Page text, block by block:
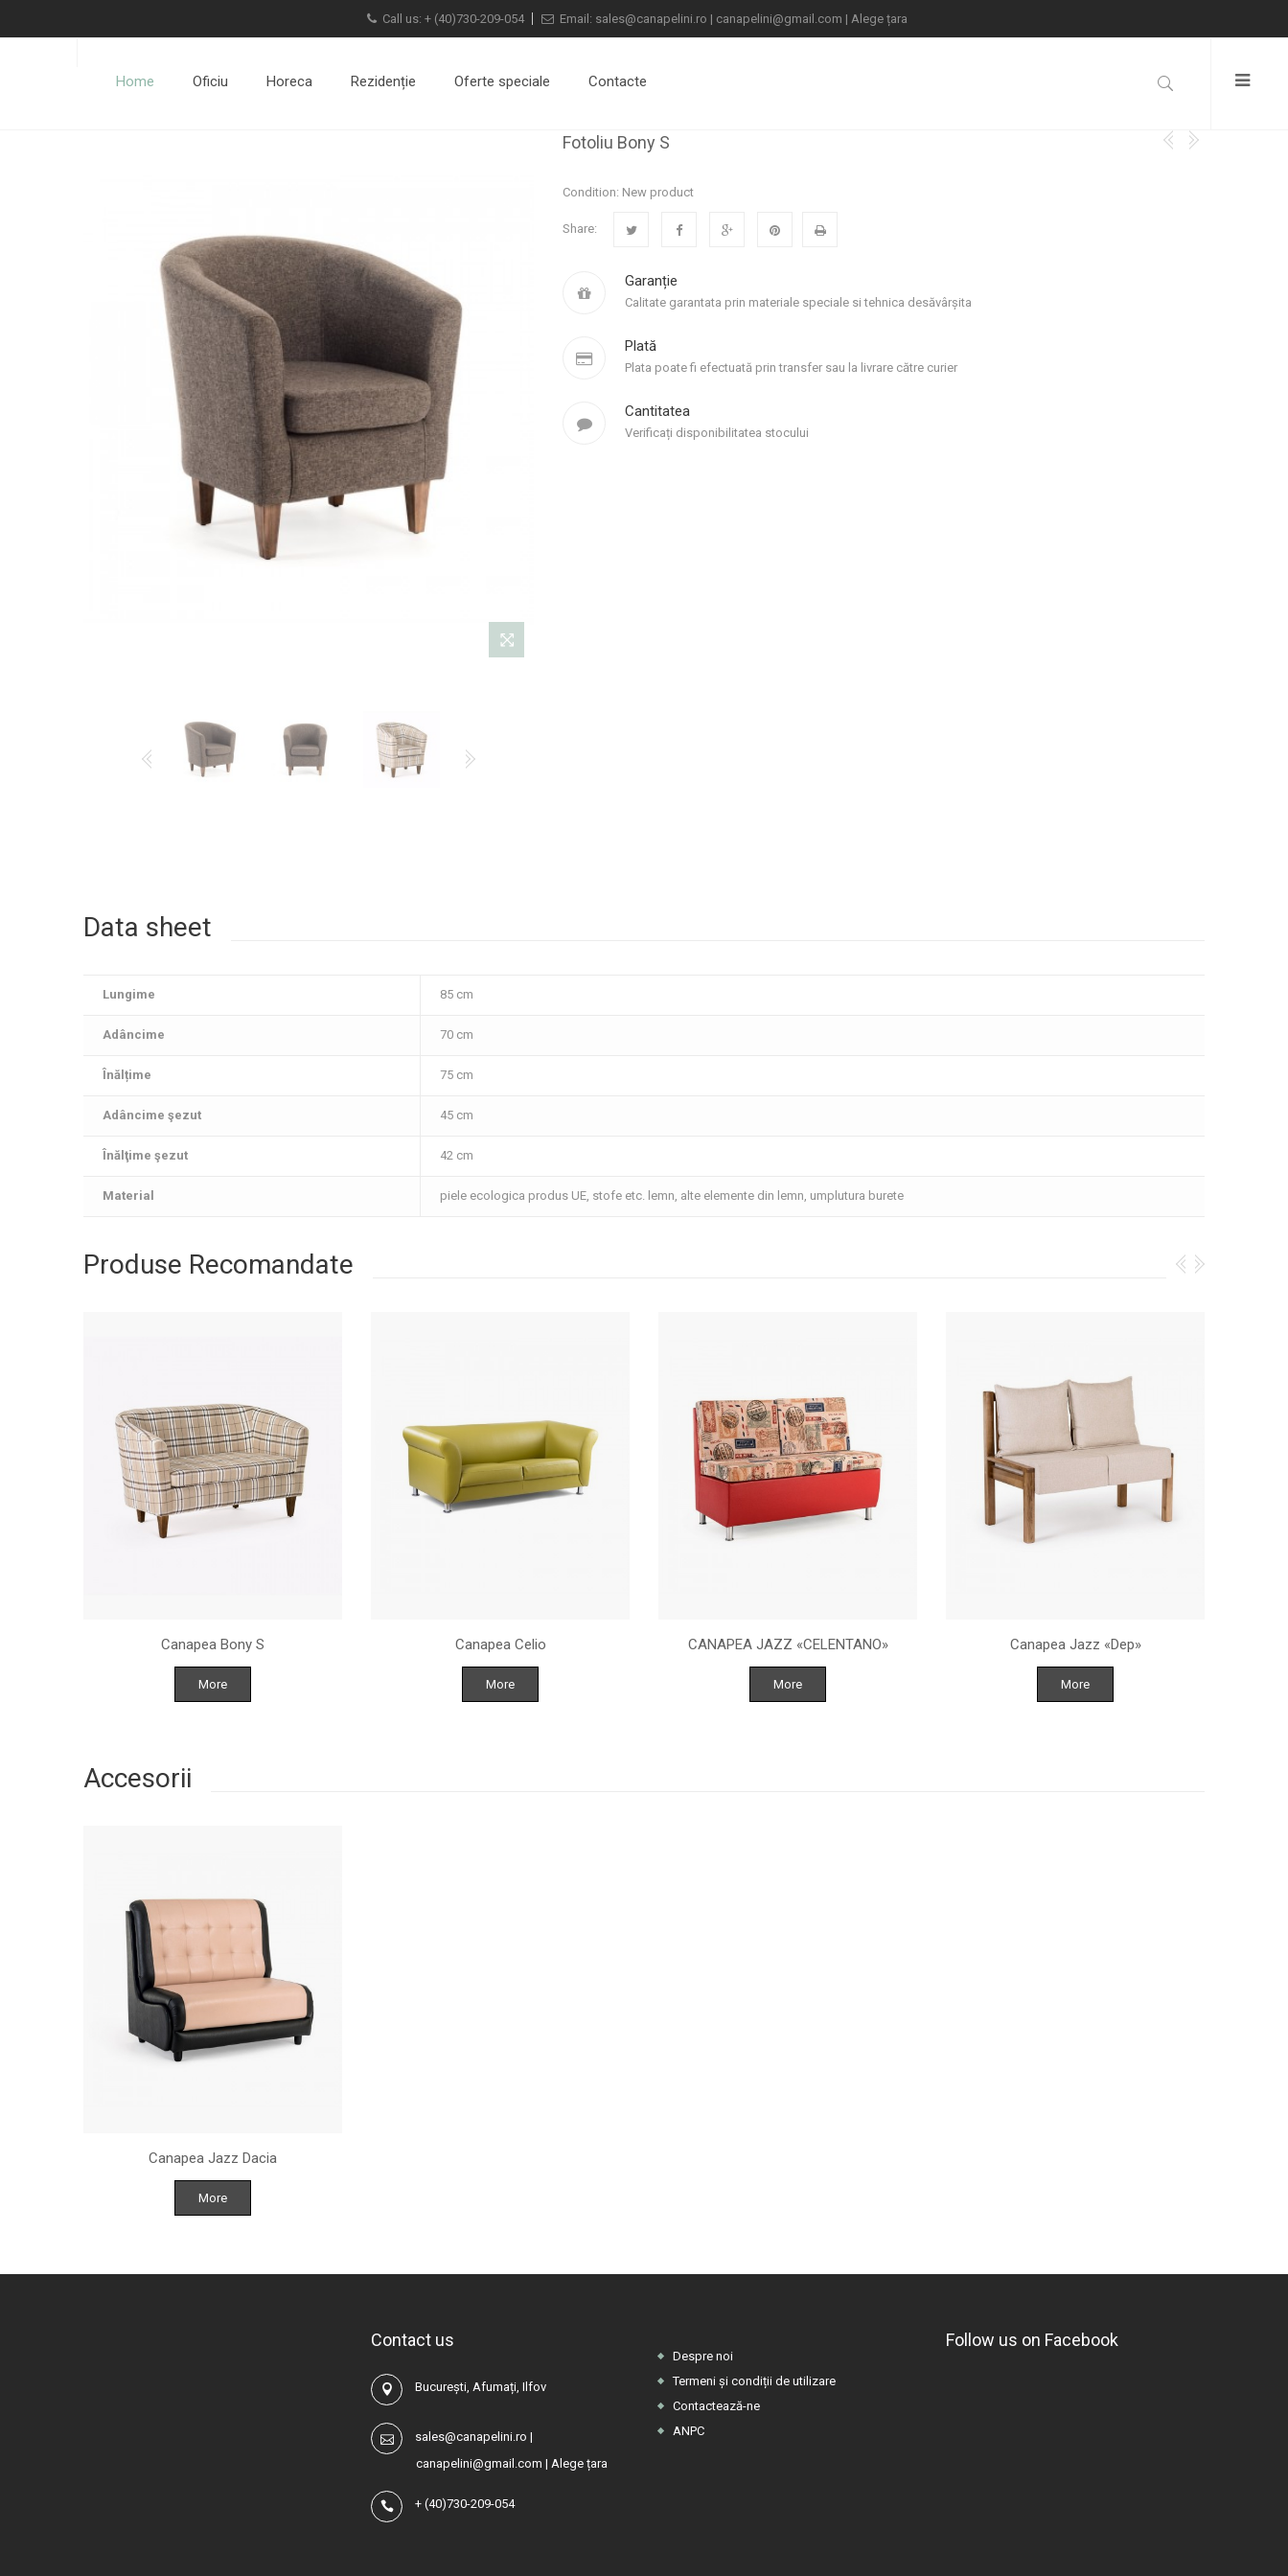
Call us: + (40)730-209-054 Email: sales@canapelini.ro | canapelini@gmail.com | Alege țara
Home Oficiu Horeca Rezidenție Oferte speciale Contacte
Fotoliu Bony S
Condition: New product
Share:
Garanție
Calitate garantata prin materiale speciale si tehnica desăvârșita
Plată
Plata poate fi efectuată prin transfer sau la livrare către curier
Cantitatea
Verificați disponibilitatea stocului
Data sheet
Lungime 85 cm
Adâncime 70 cm
Înălțime 75 cm
Adâncime şezut 45 cm
Înălţime şezut 42 cm
Material piele ecologica produs UE, stofe etc. lemn, alte elemente din lemn, umplutura burete
Produse Recomandate
Canapea Bony S
More
Canapea Celio
More
CANAPEA JAZZ «CELENTANO»
More
Canapea Jazz «Dep»
More
Accesorii
Canapea Jazz Dacia
More
Contact us
București, Afumați, Ilfov
sales@canapelini.ro |
canapelini@gmail.com | Alege țara
+ (40)730-209-054
Despre noi
Termeni și condiții de utilizare
Contactează-ne
ANPC
Follow us on Facebook